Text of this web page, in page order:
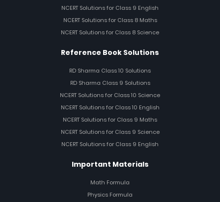
NCERT Solutions for Class 9 English
NCERT Solutions for Class 8 Maths
NCERT Solutions for Class 8 Science
Reference Book Solutions
RD Sharma Class 10 Solutions
RD Sharma Class 9 Solutions
NCERT Solutions for Class 10 Science
NCERT Solutions for Class 10 English
NCERT Solutions for Class 9 Maths
NCERT Solutions for Class 9 Science
NCERT Solutions for Class 9 English
Important Materials
Math Formula
Physics Formula